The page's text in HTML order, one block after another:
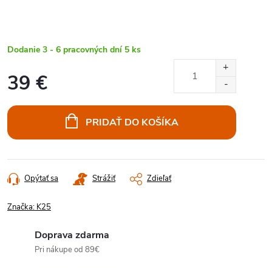
Dodanie 3 - 6 pracovných dní 5 ks
39 €
cena:
PRIDAŤ DO KOŠÍKA
Opýtať sa Strážiť Zdieľať
Značka: K25
Doprava zdarma
Pri nákupe od 89€